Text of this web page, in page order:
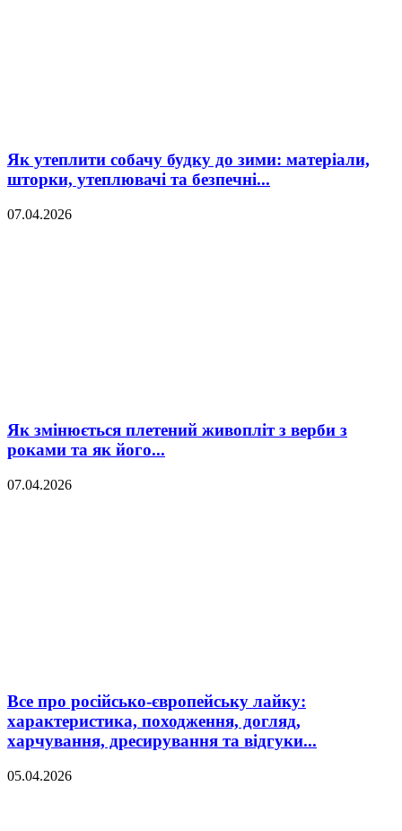
Як утеплити собачу будку до зими: матеріали,
шторки, утеплювачі та безпечні...
07.04.2026
Як змінюється плетений живопліт з верби з
роками та як його...
07.04.2026
Все про російсько-європейську лайку:
характеристика, походження, догляд,
харчування, дресирування та відгуки...
05.04.2026